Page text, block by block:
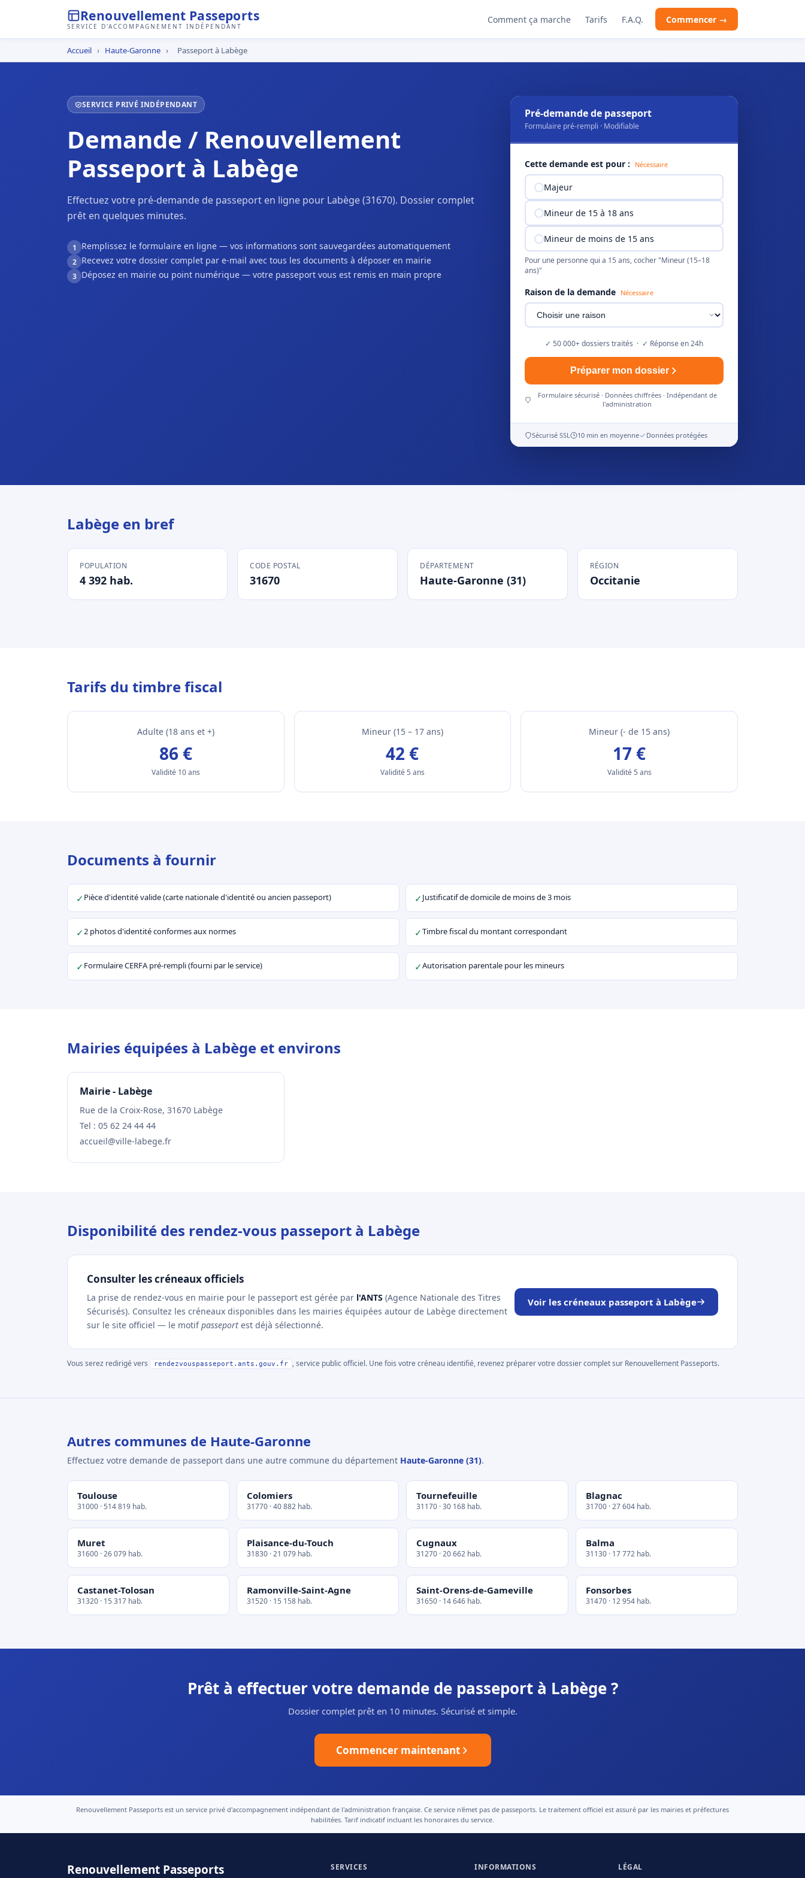
Renouvellement Passeports
SERVICE D'ACCOMPAGNEMENT INDÉPENDANT
Comment ça marche Tarifs F.A.Q. Commencer →
Accueil › Haute-Garonne › Passeport à Labège
SERVICE PRIVÉ INDÉPENDANT
Demande / Renouvellement
Passeport à Labège
Effectuez votre pré-demande de passeport en ligne pour Labège (31670). Dossier complet
prêt en quelques minutes.
1 Remplissez le formulaire en ligne — vos informations sont sauvegardées automatiquement
2 Recevez votre dossier complet par e-mail avec tous les documents à déposer en mairie
3 Déposez en mairie ou point numérique — votre passeport vous est remis en main propre
Pré-demande de passeport
Formulaire pré-rempli · Modifiable
Cette demande est pour : Nécessaire
Majeur
Mineur de 15 à 18 ans
Mineur de moins de 15 ans
Pour une personne qui a 15 ans, cocher "Mineur (15–18
ans)"
Raison de la demande Nécessaire
✓ 50 000+ dossiers traités · ✓ Réponse en 24h
Préparer mon dossier
Formulaire sécurisé · Données chiffrées · Indépendant de
l'administration
Sécurisé SSL 10 min en moyenne Données protégées
Labège en bref
POPULATION
4 392 hab.
CODE POSTAL
31670
DÉPARTEMENT
Haute-Garonne (31)
RÉGION
Occitanie
Tarifs du timbre fiscal
Adulte (18 ans et +)
86 €
Validité 10 ans
Mineur (15 – 17 ans)
42 €
Validité 5 ans
Mineur (- de 15 ans)
17 €
Validité 5 ans
Documents à fournir
✓ Pièce d'identité valide (carte nationale d'identité ou ancien passeport) ✓Justificatif de domicile de moins de 3 mois
✓2 photos d'identité conformes aux normes ✓Timbre fiscal du montant correspondant
✓ Formulaire CERFA pré-rempli (fourni par le service) ✓Autorisation parentale pour les mineurs
Mairies équipées à Labège et environs
Mairie - Labège
Rue de la Croix-Rose, 31670 Labège
Tel : 05 62 24 44 44
accueil@ville-labege.fr
Disponibilité des rendez-vous passeport à Labège
Consulter les créneaux officiels
La prise de rendez-vous en mairie pour le passeport est gérée par l'ANTS (Agence Nationale des Titres
Sécurisés). Consultez les créneaux disponibles dans les mairies équipées autour de Labège directement
sur le site officiel — le motifpasseport est déjà sélectionné.
Voir les créneaux passeport à Labège
Vous serez redirigé vers rendezvouspasseport.ants.gouv.fr , service public officiel. Une fois votre créneau identifié, revenez préparer votre dossier complet sur Renouvellement Passeports.
Autres communes de Haute-Garonne
Effectuez votre demande de passeport dans une autre commune du département Haute-Garonne (31).
Toulouse
31000 · 514 819 hab.
Colomiers
31770 · 40 882 hab.
Tournefeuille
31170 · 30 168 hab.
Blagnac
31700 · 27 604 hab.
Muret
31600 · 26 079 hab.
Plaisance-du-Touch
31830 · 21 079 hab.
Cugnaux
31270 · 20 662 hab.
Balma
31130 · 17 772 hab.
Castanet-Tolosan
31320 · 15 317 hab.
Ramonville-Saint-Agne
31520 · 15 158 hab.
Saint-Orens-de-Gameville
31650 · 14 646 hab.
Fonsorbes
31470 · 12 954 hab.
Prêt à effectuer votre demande de passeport à Labège ?
Dossier complet prêt en 10 minutes. Sécurisé et simple.
Commencer maintenant
Renouvellement Passeports est un service privé d'accompagnement indépendant de l'administration française. Ce service n'émet pas de passeports. Le traitement officiel est assuré par les mairies et préfectures
habilitées. Tarif indicatif incluant les honoraires du service.
Renouvellement Passeports SERVICES INFORMATIONS LÉGAL